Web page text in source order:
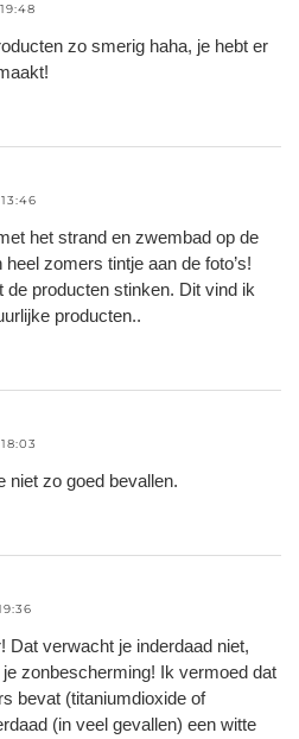
zo smerig haha, je hebt er
het strand en zwembad op de
zomers tintje aan de foto’s!
de producten stinken. Dit vind ik
producten..
niet zo goed bevallen.
Dat verwacht je inderdaad niet,
zonbescherming! Ik vermoed dat
bevat (titaniumdioxide of
(in veel gevallen) een witte